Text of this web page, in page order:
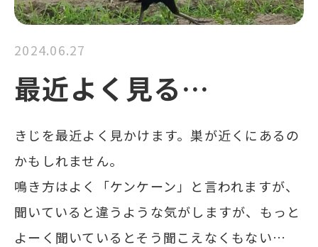
2024.06.27
最近よく見る…
きじを最近よく見かけます。巣が近くにあるの
かもしれません。
鳴き方はよく「ケンケーン」と言われますが、
聞いていると違うような気がしますが、もっと
よーく聞いているとそう聞こえなくもない…